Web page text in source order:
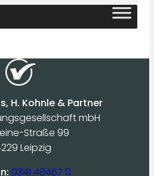
H. Kohnle & Partner
mbH
Straße 99
Leipzig
0341 48467 0